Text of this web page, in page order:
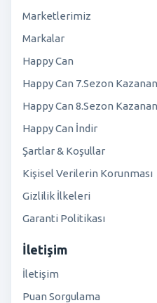
Marketlerimiz
Markalar
Happy Can
Happy Can 7.Sezon
Happy Can 8.Sezon
Happy Can İndir
Şartlar & Koşullar
Kişisel Verilerin Korunması
Gizlilik İlkeleri
Garanti Politikası
İletişim
İletişim
Puan Sorgulama